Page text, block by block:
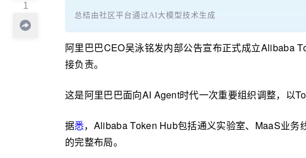
1
总结由社区平台通过AI大模型技术生成
阿里巴巴CEO吴泳铭发内部公告宣布正式成立Alibaba
接负责。
这是阿里巴巴面向AI Agent时代一次重要组织调整，以
据悉，Alibaba Token Hub包括通义实验室、MaaS业
的完整布局。